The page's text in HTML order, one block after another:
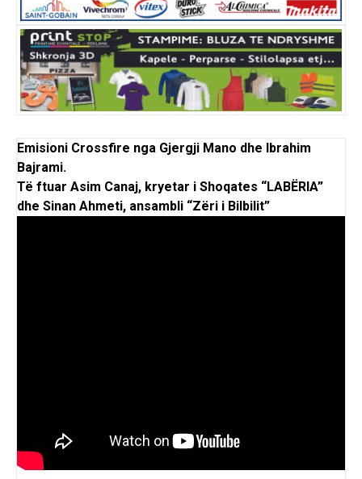
Emisioni Crossfire nga Gjergji Mano dhe Ibrahim
Bajrami.
Të ftuar Asim Canaj, kryetar i Shoqates “LABËRIA”
dhe Sinan Ahmeti, ansambli “Zëri i Bilbilit”